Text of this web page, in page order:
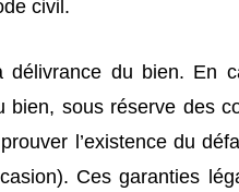
civil.
délivrance du bien. En
sous réserve des
l’existence du
Ces garanties